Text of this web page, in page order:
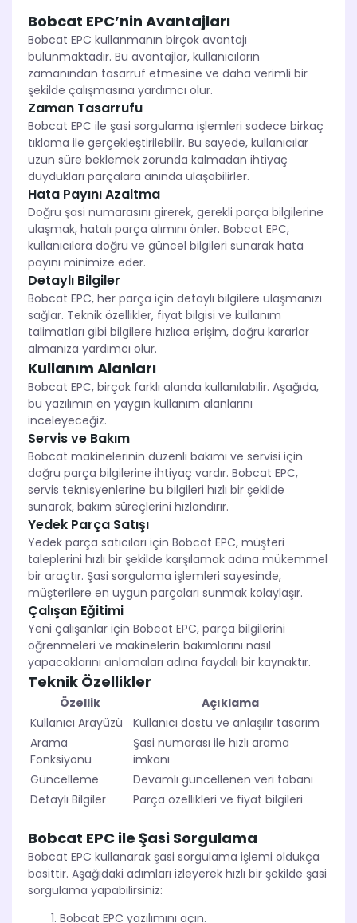
Bobcat EPC’nin Avantajları
Bobcat EPC kullanmanın birçok avantajı
bulunmaktadır. Bu avantajlar, kullanıcıların
zamanından tasarruf etmesine ve daha verimli bir
şekilde çalışmasına yardımcı olur.
Zaman Tasarrufu
Bobcat EPC ile şasi sorgulama işlemleri sadece birkaç
tıklama ile gerçekleştirilebilir. Bu sayede, kullanıcılar
uzun süre beklemek zorunda kalmadan ihtiyaç
duydukları parçalara anında ulaşabilirler.
Hata Payını Azaltma
Doğru şasi numarasını girerek, gerekli parça bilgilerine
ulaşmak, hatalı parça alımını önler. Bobcat EPC,
kullanıcılara doğru ve güncel bilgileri sunarak hata
payını minimize eder.
Detaylı Bilgiler
Bobcat EPC, her parça için detaylı bilgilere ulaşmanızı
sağlar. Teknik özellikler, fiyat bilgisi ve kullanım
talimatları gibi bilgilere hızlıca erişim, doğru kararlar
almanıza yardımcı olur.
Kullanım Alanları
Bobcat EPC, birçok farklı alanda kullanılabilir. Aşağıda,
bu yazılımın en yaygın kullanım alanlarını
inceleyeceğiz.
Servis ve Bakım
Bobcat makinelerinin düzenli bakımı ve servisi için
doğru parça bilgilerine ihtiyaç vardır. Bobcat EPC,
servis teknisyenlerine bu bilgileri hızlı bir şekilde
sunarak, bakım süreçlerini hızlandırır.
Yedek Parça Satışı
Yedek parça satıcıları için Bobcat EPC, müşteri
taleplerini hızlı bir şekilde karşılamak adına mükemmel
bir araçtır. Şasi sorgulama işlemleri sayesinde,
müşterilere en uygun parçaları sunmak kolaylaşır.
Çalışan Eğitimi
Yeni çalışanlar için Bobcat EPC, parça bilgilerini
öğrenmeleri ve makinelerin bakımlarını nasıl
yapacaklarını anlamaları adına faydalı bir kaynaktır.
Teknik Özellikler
Özellik
Açıklama
Kullanıcı Arayüzü
Kullanıcı dostu ve anlaşılır tasarım
Arama
Fonksiyonu
Şasi numarası ile hızlı arama
imkanı
Güncelleme
Devamlı güncellenen veri tabanı
Detaylı Bilgiler
Parça özellikleri ve fiyat bilgileri
Bobcat EPC ile Şasi Sorgulama
Bobcat EPC kullanarak şasi sorgulama işlemi oldukça
basittir. Aşağıdaki adımları izleyerek hızlı bir şekilde şasi
sorgulama yapabilirsiniz:
Bobcat EPC yazılımını açın.